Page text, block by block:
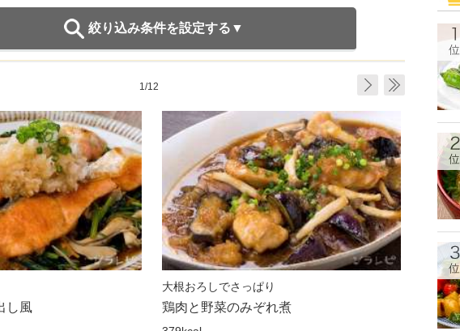
絞り込み条件を設定する
1/12
し風
大根おろしでさっぱり
鶏肉と野菜のみぞれ煮